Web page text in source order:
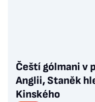
Čeští gólmani v
Anglii, Staněk
Kinského